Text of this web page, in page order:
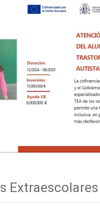
Extraescolares